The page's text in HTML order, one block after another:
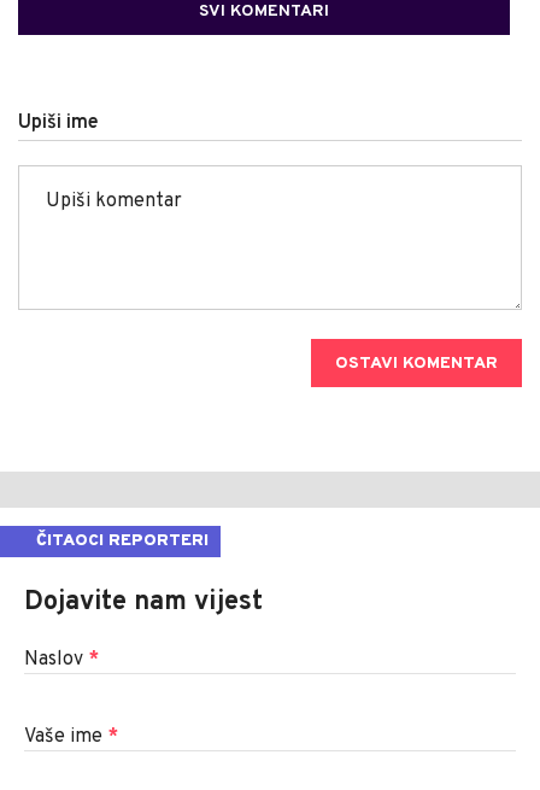
SVI KOMENTARI
Upiši ime
OSTAVI KOMENTAR
ČITAOCI REPORTERI
Dojavite nam vijest
Naslov *
Vaše ime *